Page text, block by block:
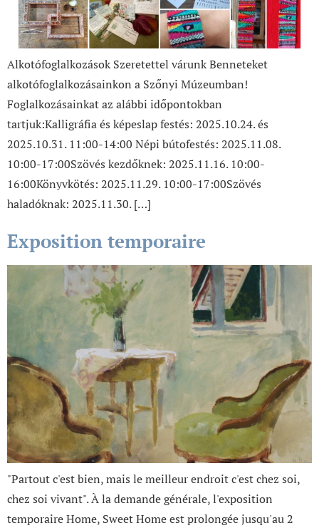
Alkotófoglalkozások Szeretettel várunk Benneteket
alkotófoglalkozásainkon a Szőnyi Múzeumban!
Foglalkozásainkat az alábbi időpontokban
tartjuk:Kalligráfia és képeslap festés: 2025.10.24. és
2025.10.31. 11:00-14:00 Népi bútofestés: 2025.11.08.
10:00-17:00Szövés kezdőknek: 2025.11.16. 10:00-
16:00Könyvkötés: 2025.11.29. 10:00-17:00Szövés
haladóknak: 2025.11.30. […]
Exposition temporaire
"Partout c'est bien, mais le meilleur endroit c'est chez soi,
chez soi vivant". À la demande générale, l'exposition
temporaire Home, Sweet Home est prolongée jusqu'au 2